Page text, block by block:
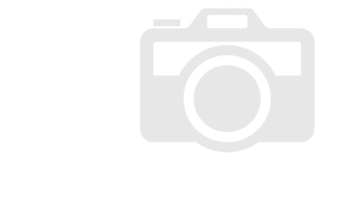
Купить в 1 клик К сравнению
В наличии